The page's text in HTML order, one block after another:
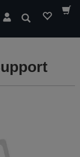
Suchen